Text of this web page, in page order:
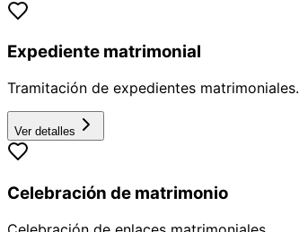
Expediente matrimonial
Tramitación de expedientes matrimoniales.
Ver detalles
Celebración de matrimonio